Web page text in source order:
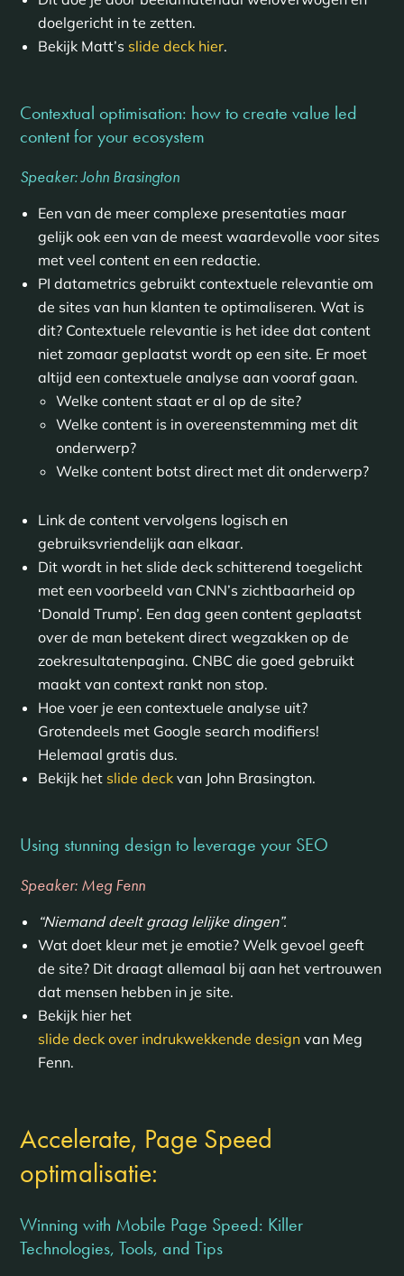
doelgericht in te zetten.
Bekijk Matt’s slide deck hier.
Contextual optimisation: how to create value led
content for your ecosystem
Speaker: John Brasington
Een van de meer complexe presentaties maar
gelijk ook een van de meest waardevolle voor sites
met veel content en een redactie.
PI datametrics gebruikt contextuele relevantie om
de sites van hun klanten te optimaliseren. Wat is
dit? Contextuele relevantie is het idee dat content
niet zomaar geplaatst wordt op een site. Er moet
altijd een contextuele analyse aan vooraf gaan.
Welke content staat er al op de site?
Welke content is in overeenstemming met dit
onderwerp?
Welke content botst direct met dit onderwerp?
Link de content vervolgens logisch en
gebruiksvriendelijk aan elkaar.
Dit wordt in het slide deck schitterend toegelicht
met een voorbeeld van CNN’s zichtbaarheid op
‘Donald Trump’. Een dag geen content geplaatst
over de man betekent direct wegzakken op de
zoekresultatenpagina. CNBC die goed gebruikt
maakt van context rankt non stop.
Hoe voer je een contextuele analyse uit?
Grotendeels met Google search modifiers!
Helemaal gratis dus.
Bekijk het slide deckvan John Brasington.
Using stunning design to leverage your SEO
Speaker: Meg Fenn
“Niemand deelt graag lelijke dingen”.
Wat doet kleur met je emotie? Welk gevoel geeft
de site? Dit draagt allemaal bij aan het vertrouwen
dat mensen hebben in je site.
Bekijk hier het
slide deck over indrukwekkende designvan Meg
Fenn.
Accelerate, Page Speed
optimalisatie:
Winning with Mobile Page Speed: Killer
Technologies, Tools, and Tips